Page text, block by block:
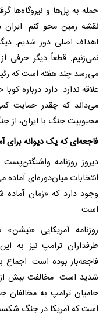
حمله به پل‌ها و نیروگاه‌ها
نقشه زمین محو کنم. ایران
اهداف اصلی دور شدیم.
نمی‌زنیم. قطعاً دیگر حرفی
می‌رسد چند هفته است که
علاقه ندارد. دارد درباره
می‌داند که چقدر حمایت
محبوبیت جنگ با ایران، از
فاجعه‌ای که یک دیوانه برای
دیروز روزنامه
انتخابات میان‌دوره‌ای
وجود دارد که «زمان
است.
روزنامه آمریکایی
طرفداران ترامپ نیز به
فاجعه‌بار بوده است. اجماع
حامیان ترامپ به مخالفان
است که آمریکا در جنگ